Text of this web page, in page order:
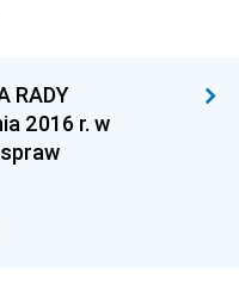
RADY
2016 r. w